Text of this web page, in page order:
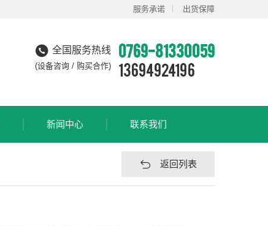
服务承诺 出货保障
全国服务热线
(设备咨询 / 购买合作)
0769-81330059
13694924196
新闻中心 联系我们
返回列表